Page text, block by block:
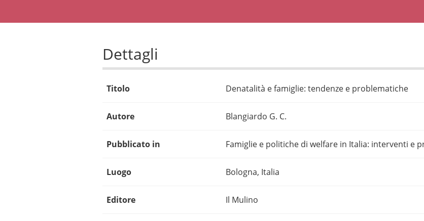
Dettagli
Titolo Denatalità e famiglie: tendenze e problematiche
Autore Blangiardo G. C.
Pubblicato in Famiglie e politiche di welfare in Italia: interventi e
Luogo Bologna, Italia
Editore Il Mulino